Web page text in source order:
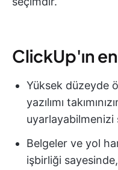
ClickUp'ın
Yüksek düzeyde
yazılımı
uyarlayabilmenizi
Belgeler ve yol
işbirliği sayesinde,